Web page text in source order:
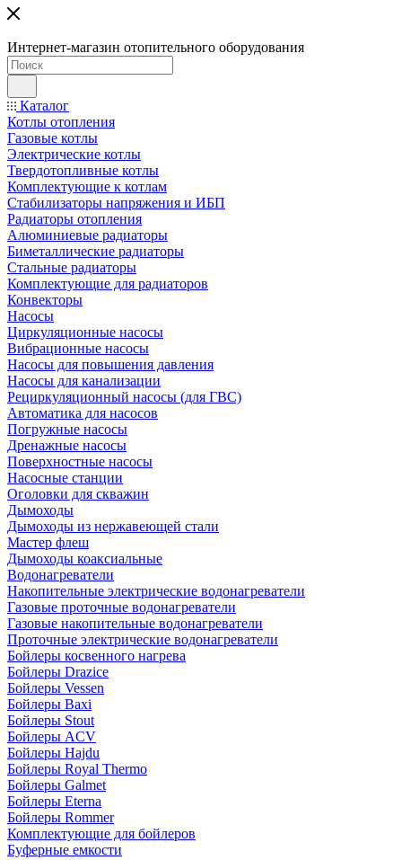
Интернет-магазин отопительного оборудования
Каталог
Котлы отопления
Газовые котлы
Электрические котлы
Твердотопливные котлы
Комплектующие к котлам
Стабилизаторы напряжения и ИБП
Радиаторы отопления
Алюминиевые радиаторы
Биметаллические радиаторы
Стальные радиаторы
Комплектующие для радиаторов
Конвекторы
Насосы
Циркуляционные насосы
Вибрационные насосы
Насосы для повышения давления
Насосы для канализации
Рециркуляционный насосы (для ГВС)
Автоматика для насосов
Погружные насосы
Дренажные насосы
Поверхностные насосы
Насосные станции
Оголовки для скважин
Дымоходы
Дымоходы из нержавеющей стали
Мастер флеш
Дымоходы коаксиальные
Водонагреватели
Накопительные электрические водонагреватели
Газовые проточные водонагреватели
Газовые накопительные водонагреватели
Проточные электрические водонагреватели
Бойлеры косвенного нагрева
Бойлеры Drazice
Бойлеры Vessen
Бойлеры Baxi
Бойлеры Stout
Бойлеры ACV
Бойлеры Hajdu
Бойлеры Royal Thermo
Бойлеры Galmet
Бойлеры Eterna
Бойлеры Rommer
Комплектующие для бойлеров
Буферные емкости